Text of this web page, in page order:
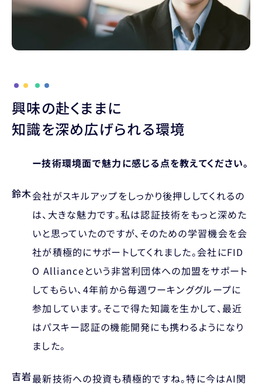
興味の赴くままに
知識を深め広げられる環境
ー技術環境面で魅力に感じる点を教えてください。
鈴木会社がスキルアップをしっかり後押ししてくれるの
は、大きな魅力です。私は認証技術をもっと深めた
いと思っていたのですが、そのための学習機会を会
社が積極的にサポートしてくれました。会社にFID
O Allianceという非営利団体への加盟をサポート
してもらい、4年前から毎週ワーキンググループに
参加しています。そこで得た知識を生かして、最近
はパスキー認証の機能開発にも携わるようになり
ました。
吉岩最新技術への投資も積極的ですね。特に今はAI関